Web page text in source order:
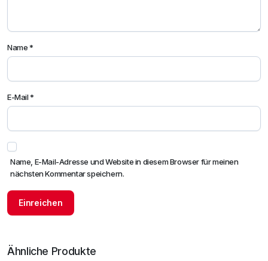
Name*
E-Mail*
Name, E-Mail-Adresse und Website in diesem Browser für meinen
nächsten Kommentar speichern.
Ähnliche Produkte